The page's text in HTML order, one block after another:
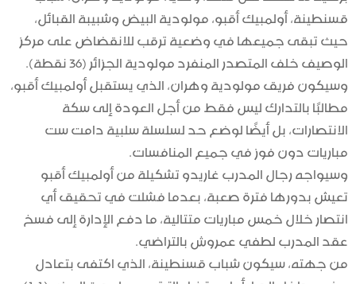
قسنطينة، أولمبيك أقبو، مولودية البيض وشبيبة القبائل،
حيث تبقى جميعها في وضعية ترقب للانقضاض على مركز
الوصيف خلف المتصدر المنفرد مولودية الجزائر (36 نقطة).
وسيكون فريق مولودية وهران، الذي يستقبل أولمبيك أقبو،
مطالبًا بالتدارك ليس فقط من أجل العودة إلى سكة
الانتصارات، بل أيضًا لوضع حد لسلسلة سلبية دامت ست
مباريات دون فوز في جميع المنافسات.
وسيواجه رجال المدرب غاريدو تشكيلة من أولمبيك أقبو
تعيش بدورها فترة صعبة، بعدما فشلت في تحقيق أي
انتصار خلال خمس مباريات متتالية، ما دفع الإدارة إلى فسخ
عقد المدرب لطفي عمروش بالتراضي.
من جهته، سيكون شباب قسنطينة، الذي اكتفى بتعادل